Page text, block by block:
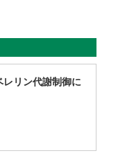
リン代謝制御に